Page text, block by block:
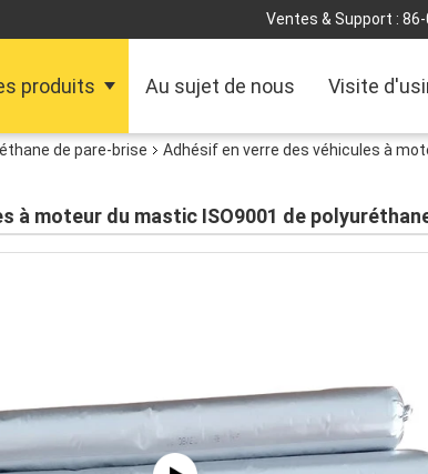
Ventes & Support :
produits Au sujet de nous Visite
de pare-brise
Adhésif en verre des véhicules à
à moteur du mastic ISO9001 de